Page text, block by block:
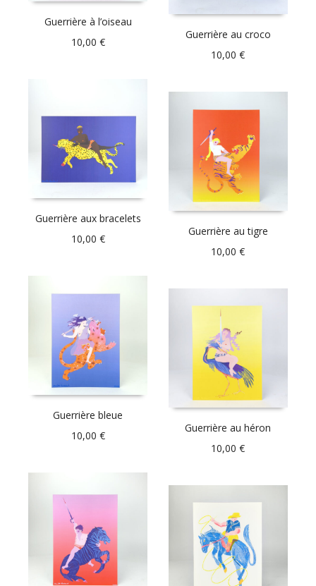
Guerrière à l’oiseau
10,00 €
Guerrière au croco
10,00€
Guerrière aux bracelets
10,00 €
Guerrière au tigre
10,00€
Guerrière bleue
10,00 €
Guerrière au héron
10,00€